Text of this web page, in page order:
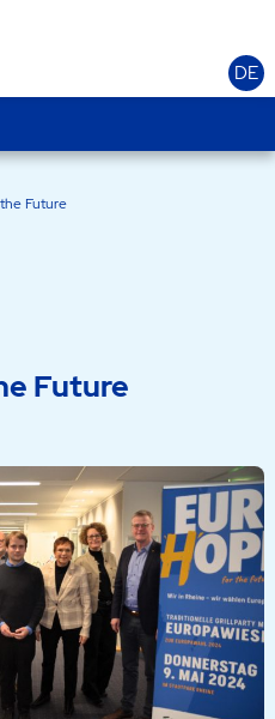
DE
Future
Future